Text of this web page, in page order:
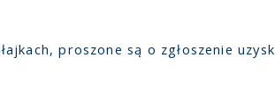
proszone są o zgłoszenie